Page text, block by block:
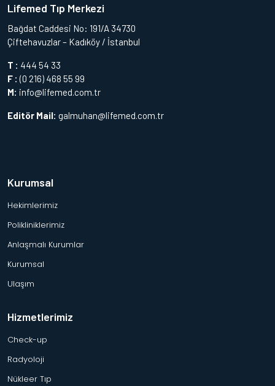
Lifemed Tıp Merkezi
Bağdat Caddesi No: 191/A 34730
Çiftehavuzlar – Kadıköy / İstanbul
T : 444 54 33
F : (0 216) 468 55 99
M: info@lifemed.com.tr
Editör Mail: galmuhan@lifemed.com.tr
Kurumsal
Hekimlerimiz
Polikliniklerimiz
Anlaşmalı Kurumlar
Kurumsal
Ulaşım
Hizmetlerimiz
Check-up
Radyoloji
Nükleer Tıp